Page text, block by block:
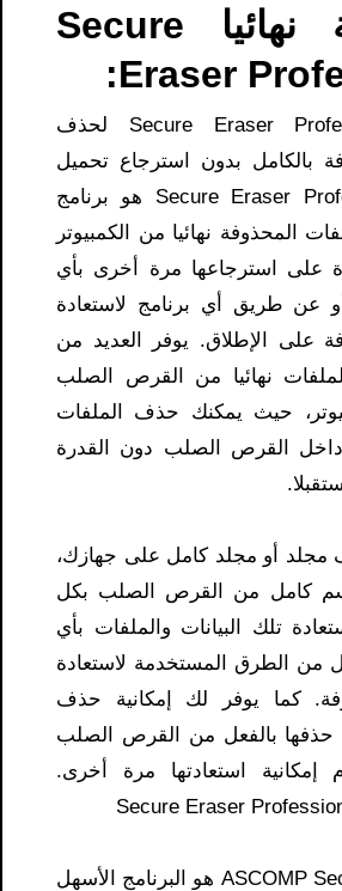
المحذوفة نهائيا Secure
Eraser
برنامج Secure Eraser Professional لحذف
بالكامل بدون استرجاع تحميل
برنامج Secure Eraser Professional هو برنامج
المحذوفة نهائيا من الكمبيوتر
على استرجاعها مرة أخرى بأي
عن طريق أي برنامج لاستعادة
على الإطلاق. يوفر العديد من
نهائيا من القرص الصلب
حيث يمكنك حذف الملفات
داخل القرص الصلب دون القدرة
مجلد أو مجلد كامل على جهازك،
كامل من القرص الصلب بكل
تلك البيانات والملفات بأي
من الطرق المستخدمة لاستعادة
كما يوفر لك إمكانية حذف
حذفها بالفعل من القرص الصلب
إمكانية استعادتها مرة أخرى.
ASCOMP Secure Eraser Pro هو البرنامج الأسهل